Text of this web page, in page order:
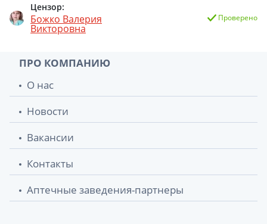
Цензор:
Божко Валерия
Викторовна
Проверено
ПРО КОМПАНИЮ
О нас
Новости
Вакансии
Контакты
Аптечные заведения-партнеры